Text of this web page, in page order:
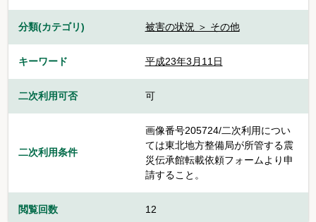
分類(カテゴリ) 被害の状況 ＞ その他
キーワード 平成23年3月11日
二次利用可否 可
二次利用条件
画像番号205724/二次利用につい
ては東北地方整備局が所管する震
災伝承館転載依頼フォームより申
請すること。
閲覧回数 12